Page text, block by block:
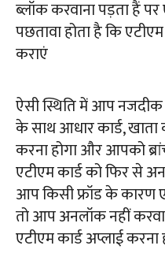
ब्लॉक करवाना पड़ता हैं
पछतावा होता है कि
कराएं
ऐसी स्थिति में आप
के साथ आधार कार्ड,
करना होगा और आपको
एटीएम कार्ड को फिर से
आप किसी फ्रॉड के कारण
तो आप अनलॉक नहीं
एटीएम कार्ड अप्लाई करना